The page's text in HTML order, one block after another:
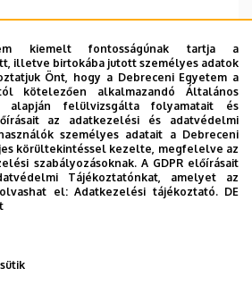
út 26.
kiemelt fontosságúnak tartja a
illetve birtokába jutott személyes adatok
Önt, hogy a Debreceni Egyetem a
kötelezően alkalmazandó Általános
alapján felülvizsgálta folyamatait és
az adatkezelési és adatvédelmi
személyes adatait a Debreceni
körültekintéssel kezelte, megfelelve az
szabályozásoknak. A GDPR előírásait
Tájékoztatónkat, amelyet az
el:Adatkezelési tájékoztató. DE